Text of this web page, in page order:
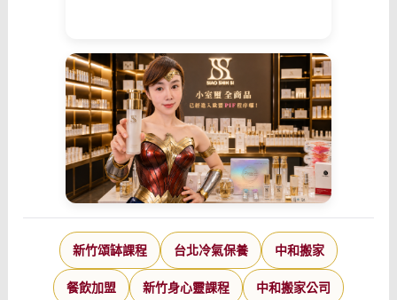
新竹頌缽課程 台北冷氣保養 中和搬家
餐飲加盟 新竹身心靈課程 中和搬家公司